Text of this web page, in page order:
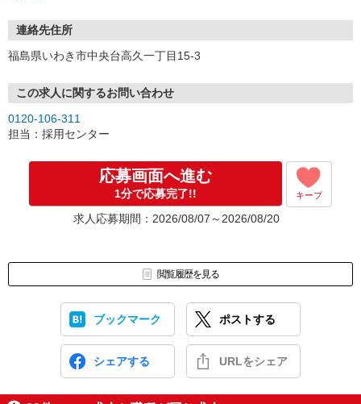
連絡先住所
福島県いわき市中央台高久一丁目15-3
この求人に関するお問い合わせ
0120-106-311
担当：採用センター
応募画面へ進む
1分で応募完了!! キープ
求人応募期間：2026/08/07～2026/08/20
閲覧履歴を見る
ブックマーク ポストする
シェアする URLをシェア